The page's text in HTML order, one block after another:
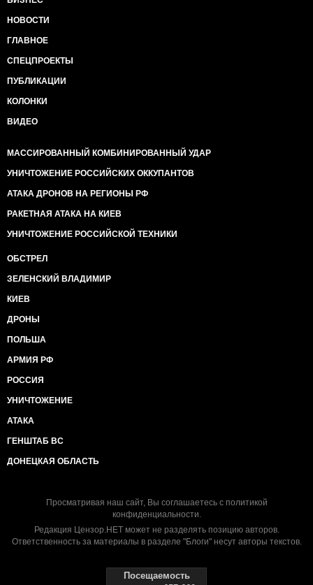
НОВОСТИ
ГЛАВНОЕ
СПЕЦПРОЕКТЫ
ПУБЛИКАЦИИ
КОЛОНКИ
ВИДЕО
МАССИРОВАННЫЙ КОМБИНИРОВАННЫЙ УДАР
УНИЧТОЖЕНИЕ РОССИЙСКИХ ОККУПАНТОВ
АТАКА ДРОНОВ НА РЕГИОНЫ РФ
РАКЕТНАЯ АТАКА НА КИЕВ
УНИЧТОЖЕНИЕ РОССИЙСКОЙ ТЕХНИКИ
ОБСТРЕЛ
ЗЕЛЕНСКИЙ ВЛАДИМИР
КИЕВ
ДРОНЫ
ПОЛЬША
АРМИЯ РФ
РОССИЯ
УНИЧТОЖЕНИЕ
АТАКА
ГЕНШТАБ ВС
ДОНЕЦКАЯ ОБЛАСТЬ
Просматривая наш сайт, Вы соглашаетесь с политикой
конфиденциальности.
Редакция Цензор.НЕТ может не разделять позицию авторов.
Ответственность за материалы в разделе "Блоги" несут авторы текстов.
Посещаемость